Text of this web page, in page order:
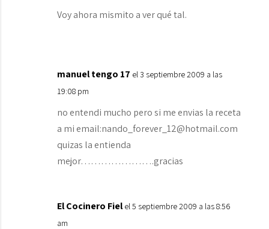
Voy ahora mismito a ver qué tal.
manuel tengo 17 el 3 septiembre 2009 a las
19:08 pm
no entendi mucho pero si me envias la receta
a mi email:nando_forever_12@hotmail.com
quizas la entienda
mejor………………….gracias
El Cocinero Fiel el 5 septiembre 2009 a las 8:56
am